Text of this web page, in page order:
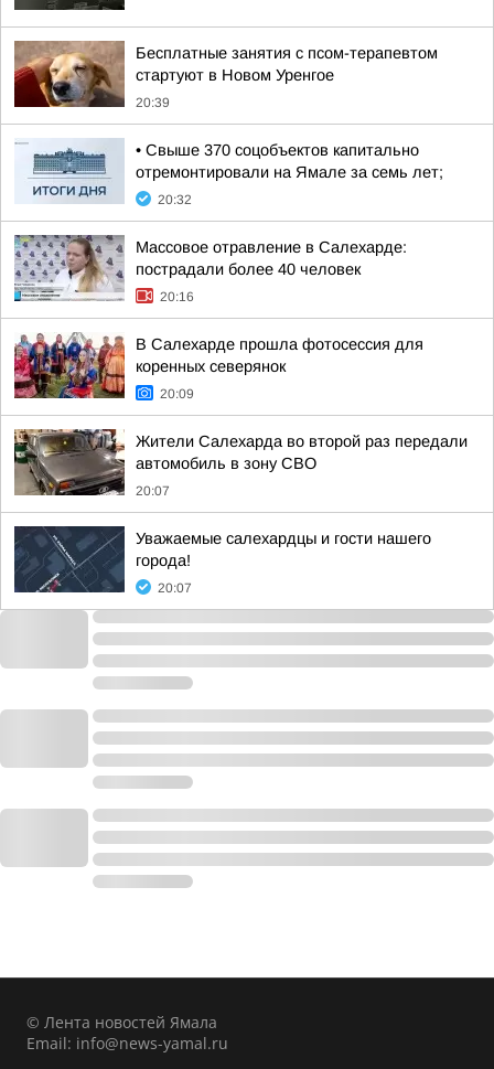
Бесплатные занятия с псом-терапевтом
стартуют в Новом Уренгое
20:39
• Свыше 370 соцобъектов капитально
отремонтировали на Ямале за семь лет;
20:32
Массовое отравление в Салехарде:
пострадали более 40 человек
20:16
В Салехарде прошла фотосессия для
коренных северянок
20:09
Жители Салехарда во второй раз передали
автомобиль в зону СВО
20:07
Уважаемые салехардцы и гости нашего
города!
20:07
© Лента новостей Ямала
Email: info@news-yamal.ru